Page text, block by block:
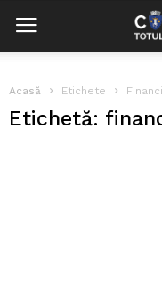
Acasă Etichete
Etichetă: